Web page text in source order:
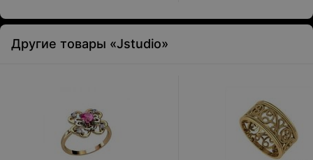
Другие товары «Jstudio»